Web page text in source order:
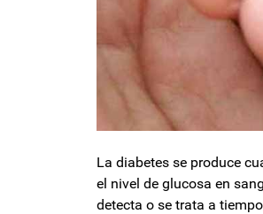
La diabetes se produce
el nivel de glucosa en
detecta o se trata a